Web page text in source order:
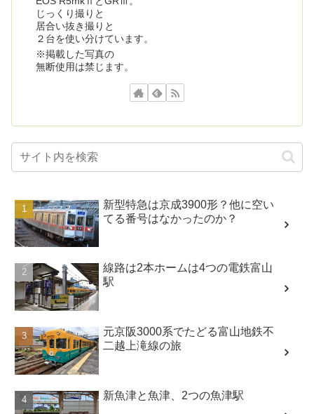
じっくり撮りと
居合い抜き撮りと
２台を使い分けています。
※掲載した写真の
無断使用は禁じます。
新型特急は京成3900形？他に空い
てる番号はなかったのか？
線路は2本ホームは4つの電鉄富山
駅
元京阪3000系でたどる富山地鉄不
二越上滝線の旅
新魚津と魚津、2つの魚津駅